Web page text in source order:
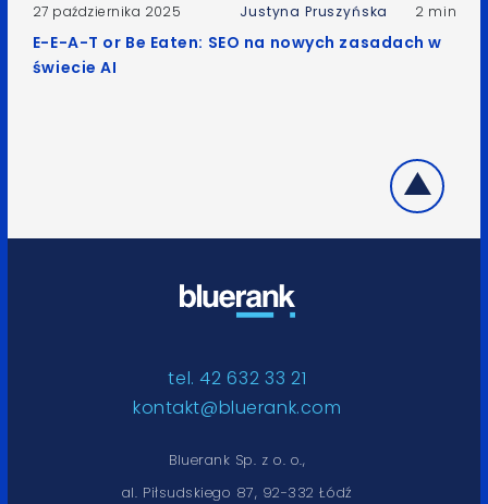
27 października 2025 Justyna Pruszyńska 2 min
E-E-A-T or Be Eaten: SEO na nowych zasadach w
świecie AI
tel. 42 632 33 21
kontakt@bluerank.com
Bluerank Sp. z o. o.,
al. Piłsudskiego 87, 92-332 Łódź